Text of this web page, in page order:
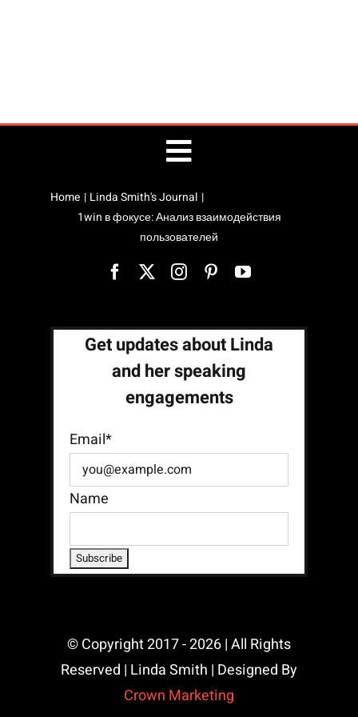
Toggle
Navigation
Public Speaking
Home
Linda Smith's Journal
1win в фокусе: Анализ взаимодействия
пользователей
Get updates about Linda
and her speaking
engagements
Email*
Name
© Copyright 2017 - 2026 | All Rights
Reserved | Linda Smith | Designed By
Crown Marketing